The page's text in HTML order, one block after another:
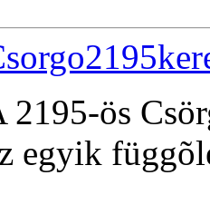
2195-ös
egyik